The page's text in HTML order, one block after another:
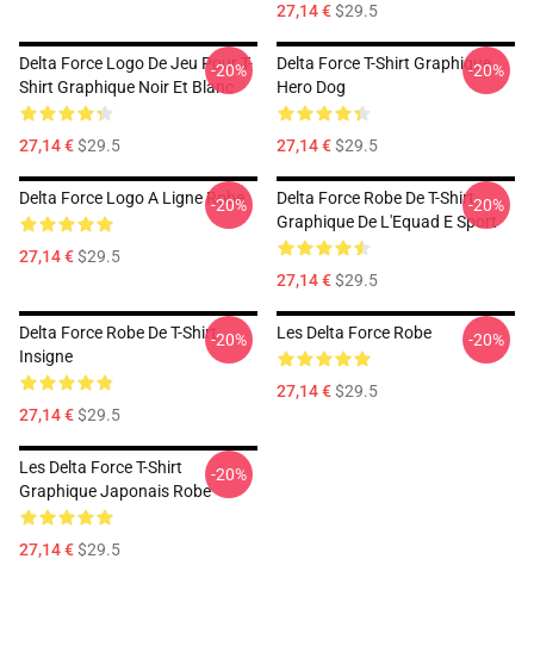
27,14 €$29.5
Delta Force Logo De Jeu Pour T-
Shirt Graphique Noir Et Blanc
27,14 €$29.5
-20%
Delta Force T-Shirt Graphique
Hero Dog
27,14 €$29.5
-20%
Delta Force Logo A Ligne Robe
27,14 €$29.5
-20%
Delta Force Robe De T-Shirt
Graphique De L'Equad E Sport
27,14 €$29.5
-20%
Delta Force Robe De T-Shirt
Insigne
27,14 €$29.5
-20% Les Delta Force Robe
27,14 €$29.5
-20%
Les Delta Force T-Shirt
Graphique Japonais Robe
27,14 €$29.5
-20%